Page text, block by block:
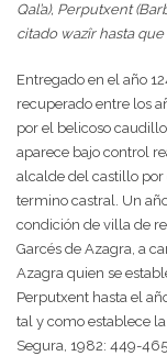
Qal’a), Perputxent
citado wazîr hasta
Entregado en el año
recuperado entre los
por el belicoso
aparece bajo control
alcalde del castillo por
termino castral. Un
condición de villa de
Garcés de Azagra, a
Azagra quien se
Perputxent hasta el
tal y como establece
Segura, 1982: 449-